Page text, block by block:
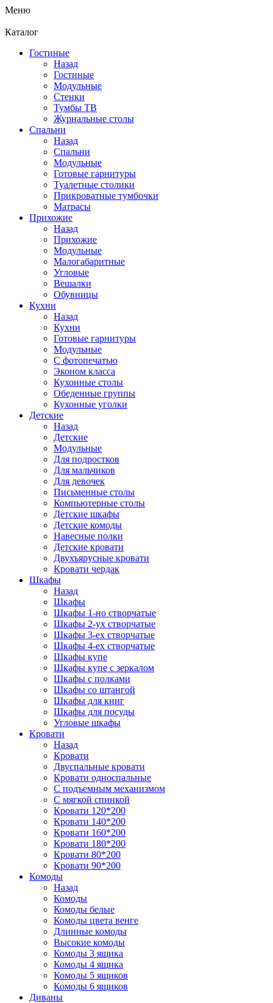
Меню
Каталог
Гостиные
Назад
Гостиные
Модульные
Стенки
Тумбы ТВ
Журнальные столы
Спальни
Назад
Спальни
Модульные
Готовые гарнитуры
Туалетные столики
Прикроватные тумбочки
Матрасы
Прихожие
Назад
Прихожие
Модульные
Малогабаритные
Угловые
Вешалки
Обувницы
Кухни
Назад
Кухни
Готовые гарнитуры
Модульные
С фотопечатью
Эконом класса
Кухонные столы
Обеденные группы
Кухонные уголки
Детские
Назад
Детские
Модульные
Для подростков
Для мальчиков
Для девочек
Письменные столы
Компьютерные столы
Детские шкафы
Детские комоды
Навесные полки
Детские кровати
Двухъярусные кровати
Кровати чердак
Шкафы
Назад
Шкафы
Шкафы 1-но створчатые
Шкафы 2-ух створчатые
Шкафы 3-ех створчатые
Шкафы 4-ех створчатые
Шкафы купе
Шкафы купе с зеркалом
Шкафы с полками
Шкафы со штангой
Шкафы для книг
Шкафы для посуды
Угловые шкафы
Кровати
Назад
Кровати
Двуспальные кровати
Кровати односпальные
С подъемным механизмом
С мягкой спинкой
Кровати 120*200
Кровати 140*200
Кровати 160*200
Кровати 180*200
Кровати 80*200
Кровати 90*200
Комоды
Назад
Комоды
Комоды белые
Комоды цвета венге
Длинные комоды
Высокие комоды
Комоды 3 ящика
Комоды 4 ящика
Комоды 5 ящиков
Комоды 6 ящиков
Диваны